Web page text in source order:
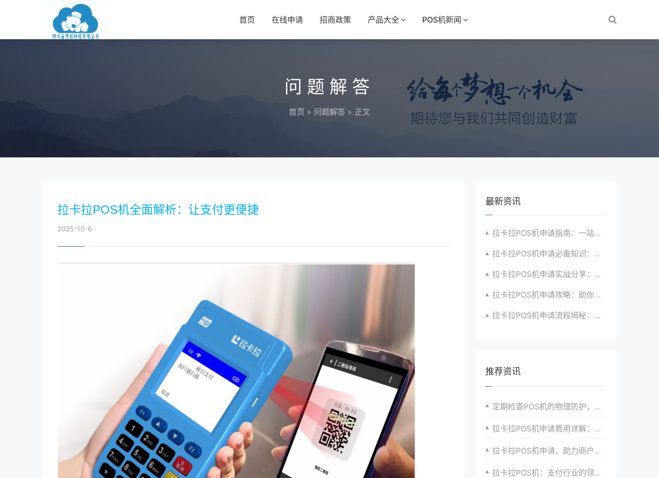
首页 在线申请 招商政策 产品大全 POS机新闻
问题解答
首页 » 问题解答 » 正文
拉卡拉POS机全面解析：让支付更便捷
2025-10-6
最新资讯
拉卡拉POS机申请指南：一站式解决商户支付升级、智能化与创新需求
拉卡拉POS机申请必备知识：全面了解政策、市场、技术与创新趋势
拉卡拉POS机申请实战分享：如何借助支付创新技术提升商户运营效益与效率
拉卡拉POS机申请攻略：助你打造个性化、差异化支付体验以提升竞争力
拉卡拉POS机申请流程揭秘：紧跟支付技术创新步伐，抢占市场先机
推荐资讯
定期检查POS机的物理防护，如防水、防尘等级。
拉卡拉POS机申请费用详解：隐藏成本大揭秘
拉卡拉POS机申请，助力商户实现支付创新与升级
拉卡拉POS机：支付行业的领军品牌